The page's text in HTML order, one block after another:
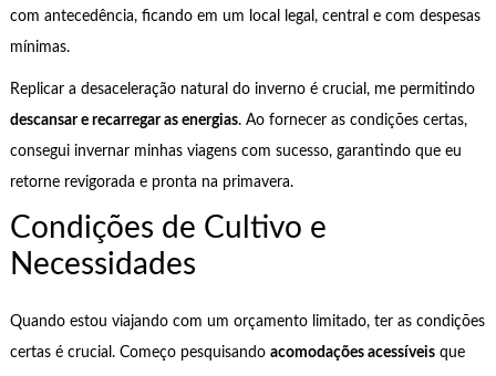
com antecedência, ficando em um local legal, central e com despesas
mínimas.
Replicar a desaceleração natural do inverno é crucial, me permitindo
descansar e recarregar as energias. Ao fornecer as condições certas,
consegui invernar minhas viagens com sucesso, garantindo que eu
retorne revigorada e pronta na primavera.
Condições de Cultivo e
Necessidades
Quando estou viajando com um orçamento limitado, ter as condições
certas é crucial. Começo pesquisando acomodações acessíveisque